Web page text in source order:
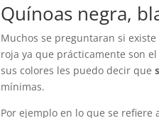
Quínoas negra,
Muchos se preguntaran si
roja ya que prácticamente son
sus colores les puedo decir que
mínimas.
Por ejemplo en lo que se refiere